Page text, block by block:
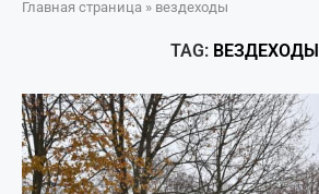
Главная страница » вездеходы
TAG: ВЕЗДЕХОДЫ